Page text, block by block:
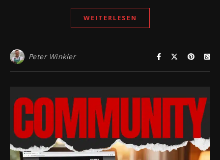
WEITERLESEN
Peter Winkler